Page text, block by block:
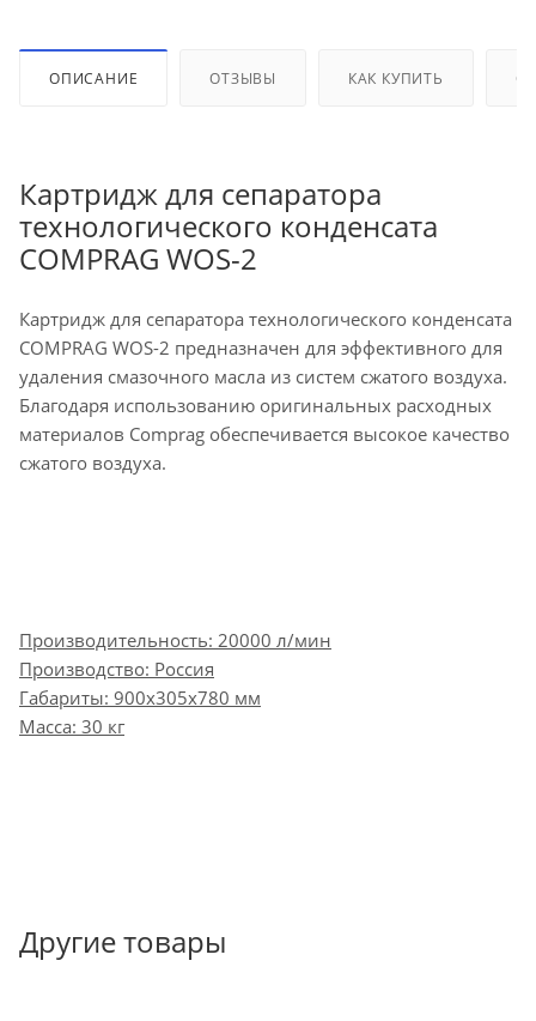
ОПИСАНИЕ ОТЗЫВЫ КАК КУПИТЬ
Картридж для сепаратора
технологического конденсата
COMPRAG WOS-2
Картридж для сепаратора технологического конденсата
COMPRAG WOS-2 предназначен для эффективного для
удаления смазочного масла из систем сжатого воздуха.
Благодаря использованию оригинальных расходных
материалов Comprag обеспечивается высокое качество
сжатого воздуха.
Производительность: 20000 л/мин
Производство: Россия
Габариты: 900х305х780 мм
Масса: 30 кг
Другие товары